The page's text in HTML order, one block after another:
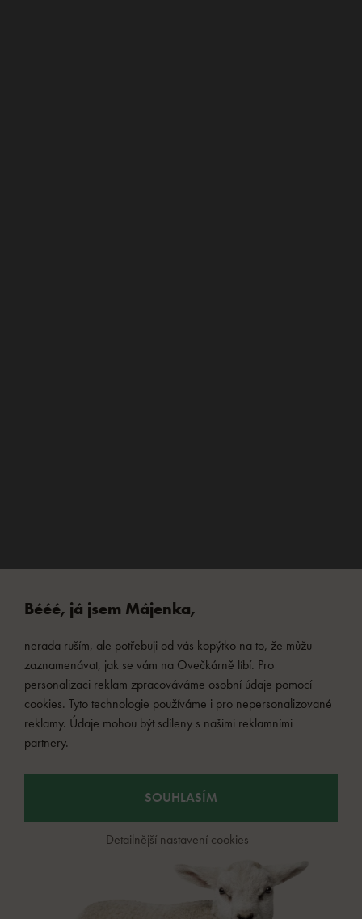
Bééé, já jsem Májenka,
nerada ruším, ale potřebuji od vás kopýtko na to, že můžu
zaznamenávat, jak se vám na Ovečkárně líbí. Pro
personalizaci reklam zpracováváme osobní údaje pomocí
cookies. Tyto technologie používáme i pro nepersonalizované
reklamy. Údaje mohou být sdíleny s našimi reklamními
partnery.
Detailnější nastavení cookies
SOUHLASÍM
Sleva 15 %